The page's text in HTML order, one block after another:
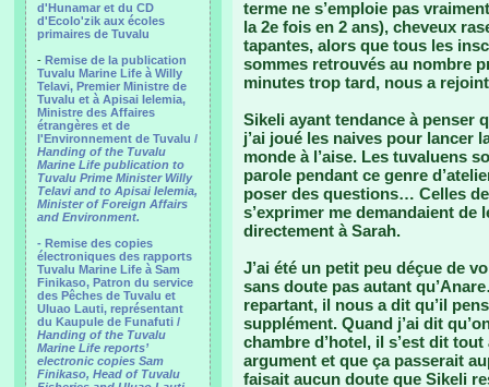
d'Hunamar et du CD
d'Ecolo'zik aux écoles
primaires de Tuvalu
- Remise de la publication
Tuvalu Marine Life à Willy
Telavi, Premier Ministre de
Tuvalu et à Apisai Ielemia,
Ministre des Affaires
étrangères et de
l'Environnement de Tuvalu /
Handing of the Tuvalu
Marine Life publication to
Tuvalu Prime Minister Willy
Telavi and to Apisai Ielemia,
Minister of Foreign Affairs
and Environment.
- Remise des copies
électroniques des rapports
Tuvalu Marine Life à Sam
Finikaso, Patron du service
des Pêches de Tuvalu et
Uluao Lauti, représentant
du Kaupule de Funafuti /
Handing of the Tuvalu
Marine Life reports’
electronic copies Sam
Finikaso, Head of Tuvalu
terme ne s’emploie pas
la 2e fois en 2 ans), cheveux
tapantes, alors que tous les
sommes retrouvés au nombre
minutes trop tard, nous a
Sikeli ayant tendance à penser
j’ai joué les naives pour lancer
monde à l’aise. Les tuvaluens
parole pendant ce genre
poser des questions… Celles
s’exprimer me demandaient de
directement à Sarah.
J’ai été un petit peu déçue de
sans doute pas autant
repartant, il nous a dit qu’il
supplément. Quand j’ai dit
chambre d’hotel, il s’est dit
argument et que ça passerait
faisait aucun doute que Sikeli